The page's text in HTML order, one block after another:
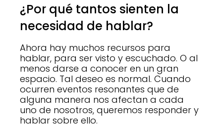
¿Por qué tantos sienten la
necesidad de hablar?
Ahora hay muchos recursos para
hablar, para ser visto y escuchado. O al
menos darse a conocer en un gran
espacio. Tal deseo es normal. Cuando
ocurren eventos resonantes que de
alguna manera nos afectan a cada
uno de nosotros, queremos responder y
hablar sobre ello.